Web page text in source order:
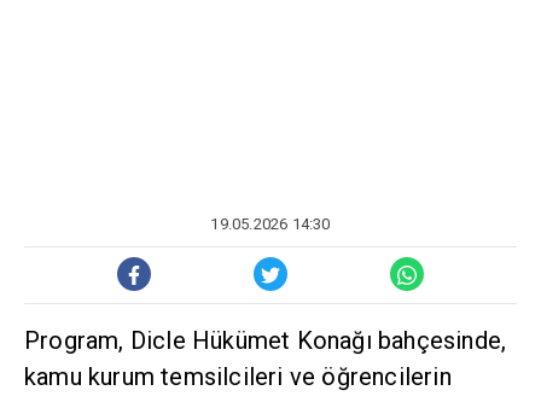
19.05.2026 14:30
Program, Dicle Hükümet Konağı bahçesinde,
kamu kurum temsilcileri ve öğrencilerin